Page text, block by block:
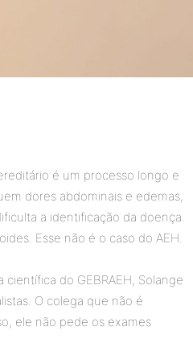
é um processo longo e
dores abdominais e edemas,
a identificação da doença.
Esse não é o caso do AEH.
do GEBRAEH, Solange
O colega que não é
ele não pede os exames